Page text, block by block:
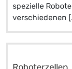
spezielle
verschiedenen